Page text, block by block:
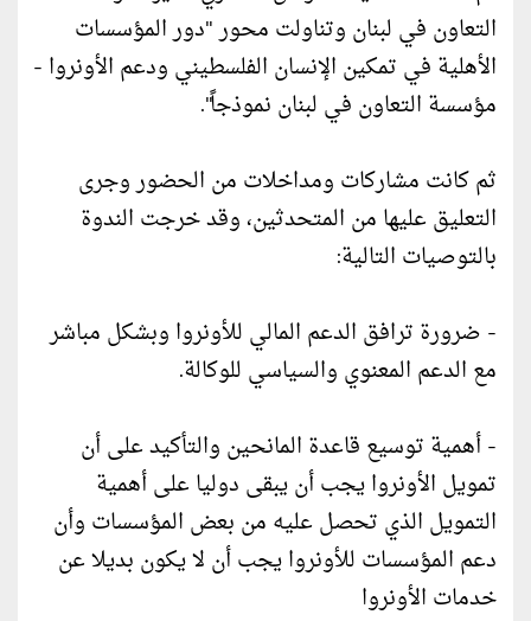
التعاون في لبنان وتناولت محور "دور المؤسسات
الأهلية في تمكين الإنسان الفلسطيني ودعم الأونروا -
مؤسسة التعاون في لبنان نموذجاً".
ثم كانت مشاركات ومداخلات من الحضور وجرى
التعليق عليها من المتحدثين، وقد خرجت الندوة
بالتوصيات التالية:
- ضرورة ترافق الدعم المالي للأونروا وبشكل مباشر
مع الدعم المعنوي والسياسي للوكالة.
- أهمية توسيع قاعدة المانحين والتأكيد على أن
تمويل الأونروا يجب أن يبقى دوليا على أهمية
التمويل الذي تحصل عليه من بعض المؤسسات وأن
دعم المؤسسات للأونروا يجب أن لا يكون بديلا عن
خدمات الأونروا